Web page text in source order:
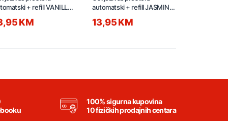
+ refill VANILLA
KM
automatski + refill JASMINE
228ml
13,95 KM
100% sigurna kupovina
10 fizičkih prodajnih centara